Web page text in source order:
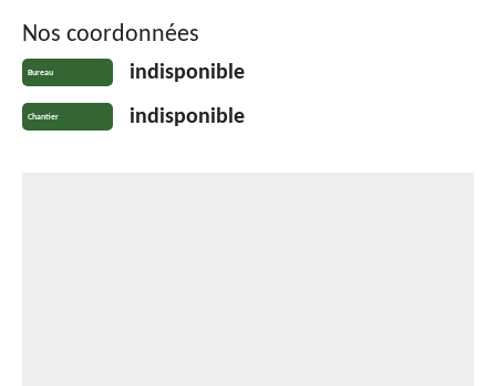
Nos coordonnées
Bureau indisponible
Chantier indisponible